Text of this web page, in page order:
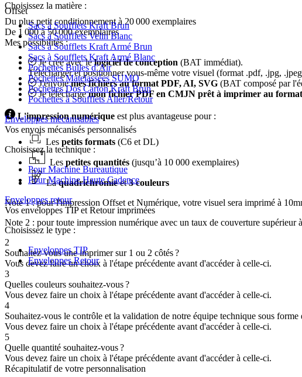
Choisissez la matière :
Sacs à Soufflets Kraft Brun
Sacs à Soufflets Velin Blanc
Sacs à Soufflets Kraft Armé Brun
Sacs à Soufflets Kraft Armé Blanc
Pochettes Bulles d’Air
Pochettes Matelassées SUMO
Pochettes Dos Carton Kraft Brun
Pochettes à Soufflets Aller/Retour
Enveloppes mécanisables
Vos envois mécanisés personnalisés
Choisissez la technique :
Pour Machine Bureautique
Pour Machine Haute Cadence
Enveloppes retour
Vos enveloppes TIP et Retour imprimées
Choisissez le type :
Enveloppes TIP
Enveloppes Retour
Offset
Du plus petit conditionnement à 20 000 exemplaires
De 1 000 à 50 000 exemplaires
Mes possibilités :
Je créé avec lelogiciel de conception (BAT immédiat).
Télécharger et positionner vous-même votre visuel (format .pdf, .jpg,
J'envoiemes fichiers au format PDF, AI, SVG (BAT composé par
Je téléchargemon fichier PDF en CMJN prêt à imprimer au format
L'impression numérique est plus avantageuse pour :
Les petits formats (C6 et DL)
Les petites quantités (jusqu’à 10 000 exemplaires)
Laquadrichromieet3 couleurs
Note 1 : pour l'impression Offset et Numérique, votre visuel sera imprimé à
Note 2 : pour toute impression numérique avec un taux de couverture
2
Souhaitez-vous une imprimer sur 1 ou 2 côtés ?
Vous devez faire un choix à l'étape précédente avant d'accéder à celle-ci.
3
Quelles couleurs souhaitez-vous ?
Vous devez faire un choix à l'étape précédente avant d'accéder à celle-ci.
4
Souhaitez-vous le contrôle et la validation de notre équipe technique sous forme
Vous devez faire un choix à l'étape précédente avant d'accéder à celle-ci.
5
Quelle quantité souhaitez-vous ?
Vous devez faire un choix à l'étape précédente avant d'accéder à celle-ci.
Récapitulatif de votre personnalisation